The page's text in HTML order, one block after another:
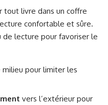
tout livre dans un coffre
confortable et sûre.
de lecture pour favoriser le
milieu pour limiter les
vers l’extérieur pour